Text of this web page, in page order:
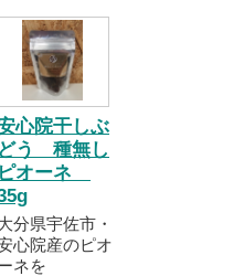
心院干しぶ
どう 種無し
ピオーネ
分県宇佐市・
心院産のピオ
ネを